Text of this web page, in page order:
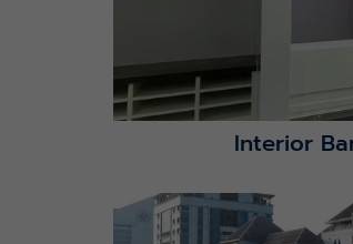
Interior
Lihat Detail Proyek